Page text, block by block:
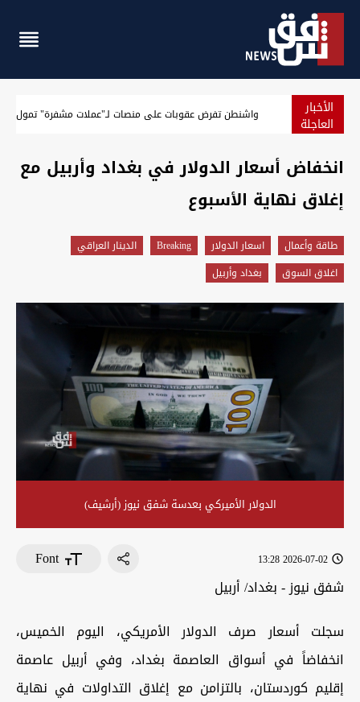
الأخبار
العاجلة الجيش الأميركي يعلن حصيلة جديدة لنتائج حصار إيران
انخفاض أسعار الدولار في بغداد وأربيل مع
إغلاق نهاية الأسبوع
طاقة وأعمال اسعار الدولار Breaking
الدينار العراقي
اغلاق السوق
بغداد وأربيل
الدولار الأميركي بعدسة شفق نيوز (أرشيف)
2026-07-02 13:28
Font
شفق نيوز - بغداد/ أربيل
سجلت أسعار صرف الدولار الأمريكي، اليوم الخميس،
انخفاضاً في أسواق العاصمة بغداد، وفي أربيل عاصمة
إقليم كوردستان، بالتزامن مع إغلاق التداولات في نهاية